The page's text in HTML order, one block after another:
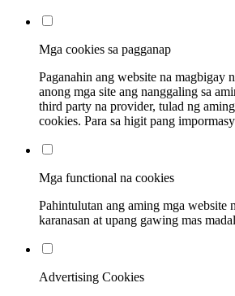
Mga cookies sa pagganap
Paganahin ang website na magbigay
anong mga site ang nanggaling sa
third party na provider, tulad ng
cookies. Para sa higit pang
Mga functional na cookies
Pahintulutan ang aming mga website
karanasan at upang gawing mas
Advertising Cookies